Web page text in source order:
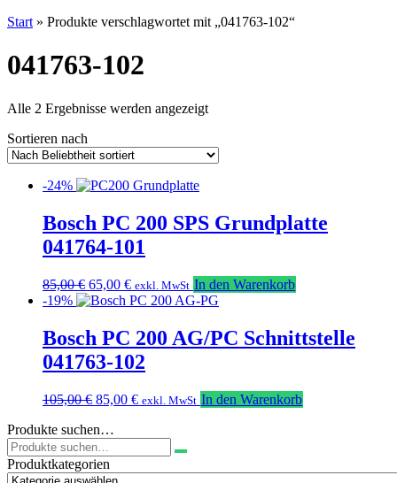
Start » Produkte verschlagwortet mit „041763-102“
041763-102
Alle 2 Ergebnisse werden angezeigtNach
Sortieren nach
-24%
Bosch PC 200 SPS Grundplatte
041764-101
85,00€ Ursprünglicher
Preis
85,00 €
65,00 €Aktueller
Preis
65,00 €.
exkl. MwSt In den Warenkorb
-19%
Bosch PC 200 AG/PC Schnittstelle
041763-102
105,00€ Ursprünglicher
war:
105,00 €
85,00 €Aktueller
85,00 €.
exkl. MwSt In den Warenkorb
Produkte suchen…
Suchen
nach:
Produktkategorien